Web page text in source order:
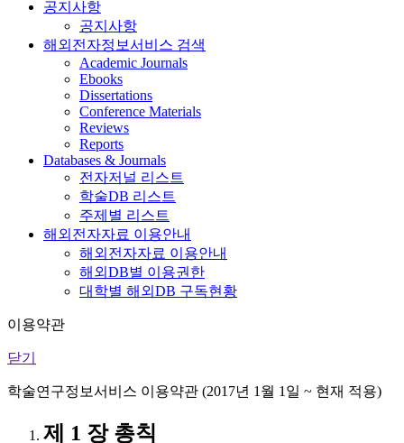
공지사항
공지사항
해외전자정보서비스 검색
Academic Journals
Ebooks
Dissertations
Conference Materials
Reviews
Reports
Databases & Journals
전자저널 리스트
학술DB 리스트
주제별 리스트
해외전자자료 이용안내
해외전자자료 이용안내
해외DB별 이용권한
대학별 해외DB 구독현황
이용약관
닫기
학술연구정보서비스 이용약관 (2017년 1월 1일 ~ 현재 적용)
제 1 장 총칙